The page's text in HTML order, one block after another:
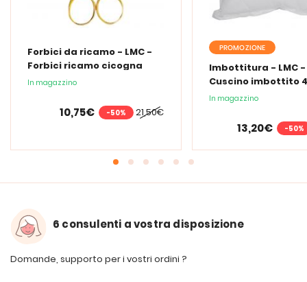
Forbici da ricamo - LMC -
Forbici ricamo cicogna
In magazzino
21,50€
10,75€ -50%
PROMOZIONE
Imbottitura - LMC -
Cuscino imbottito
cm
In magazzino
13,20€ -50%
6 consulenti a vostra disposizione
Domande, supporto per i vostri ordini ?